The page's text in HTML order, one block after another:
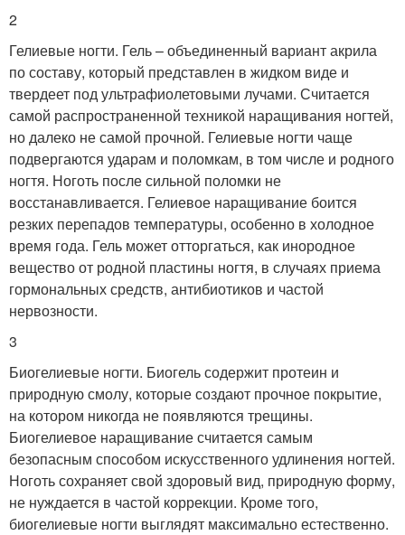
2
Гелиевые ногти. Гель – объединенный вариант акрила
по составу, который представлен в жидком виде и
твердеет под ультрафиолетовыми лучами. Считается
самой распространенной техникой наращивания ногтей,
но далеко не самой прочной. Гелиевые ногти чаще
подвергаются ударам и поломкам, в том числе и родного
ногтя. Ноготь после сильной поломки не
восстанавливается. Гелиевое наращивание боится
резких перепадов температуры, особенно в холодное
время года. Гель может отторгаться, как инородное
вещество от родной пластины ногтя, в случаях приема
гормональных средств, антибиотиков и частой
нервозности.
3
Биогелиевые ногти. Биогель содержит протеин и
природную смолу, которые создают прочное покрытие,
на котором никогда не появляются трещины.
Биогелиевое наращивание считается самым
безопасным способом искусственного удлинения ногтей.
Ноготь сохраняет свой здоровый вид, природную форму,
не нуждается в частой коррекции. Кроме того,
биогелиевые ногти выглядят максимально естественно.